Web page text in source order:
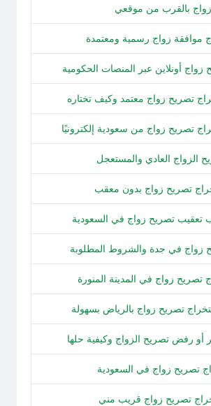
بالقرب من موقعي
موافقة زواج رسمية ومعتمدة
أونلاين عبر المنصات الحكومية
الزواج العادي والمستعجل
تصريح زواج بدون معقب
زواج في جدة والشروط المطلوبة
تصريح زواج في المدينة المنورة
تصريح زواج في السعودية